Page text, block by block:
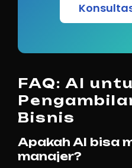
FAQ: AI
Bisnis
Apakah AI bisa
manajer?